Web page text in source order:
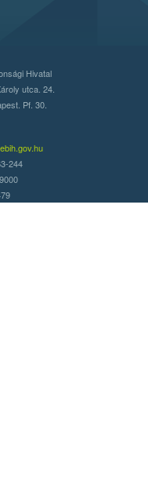
Hivatal
utca. 24.
Pf. 30.
244